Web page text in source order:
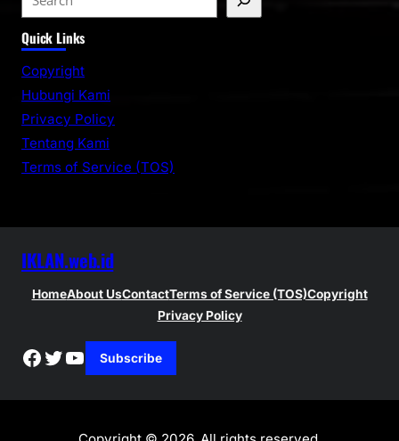
e
a
r
Quick Links
Copyright
Hubungi Kami
Privacy Policy
Tentang Kami
Terms of Service (TOS)
IKLAN.web.id
HomeAbout UsContactTerms of Service (TOS)Copyright
Privacy Policy
Facebook
Twitter
YouTube
Subscribe